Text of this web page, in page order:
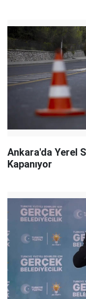
Ankara'da Yerel
Kapanıyor